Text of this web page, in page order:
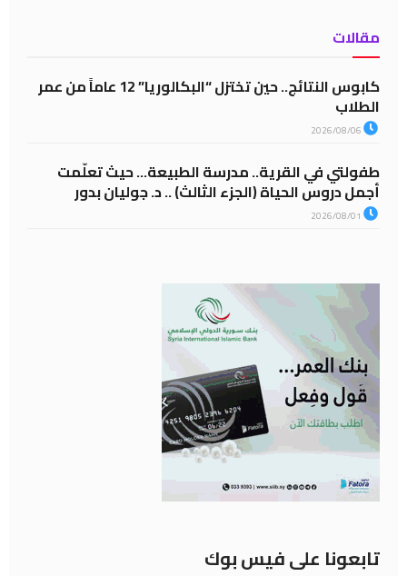
مقالات
كابوس النتائج.. حين تختزل “البكالوريا” 12 عاماً من عمر
الطلاب
طفولتي في القرية.. مدرسة الطبيعة… حيث تعلّمت
أجمل دروس الحياة (الجزء الثالث) .. د. جوليان بدور
تابعونا على فيس بوك